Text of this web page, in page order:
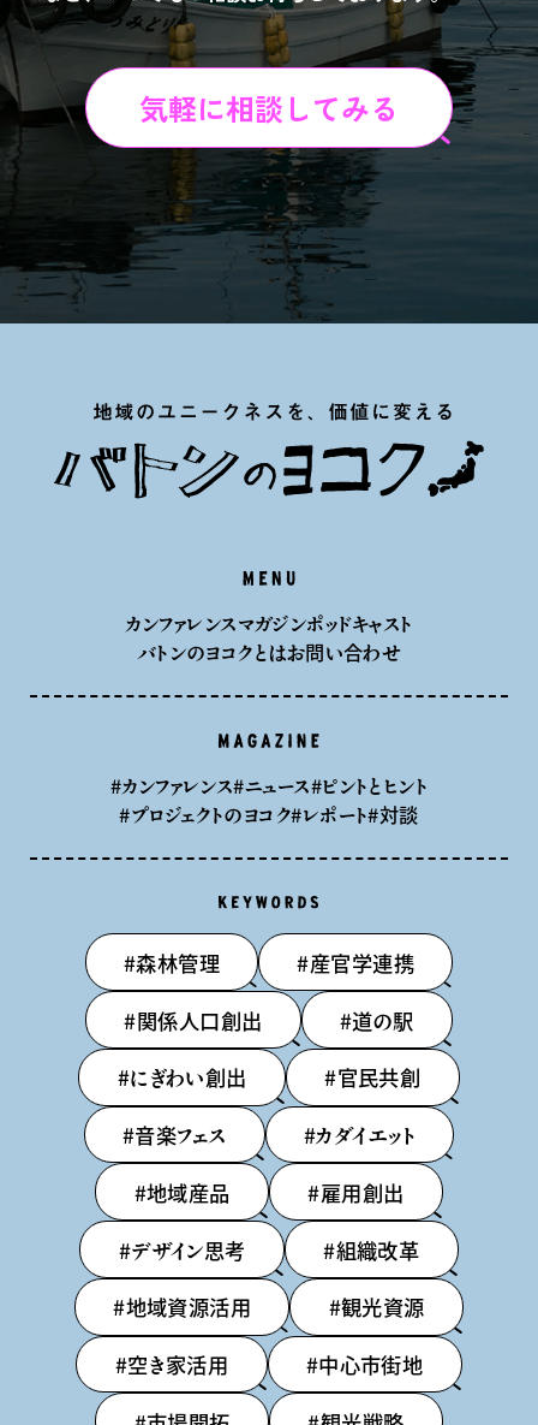
気軽に相談してみる
メニュー
カンファレンスマガジンポッドキャスト
バトンのヨコクとはお問い合わせ
MAGAZINE
#カンファレンス#ニュース#ピントとヒント
#プロジェクトのヨコク#レポート#対談
keywords
#森林管理
#産官学連携
#関係人口創出
#道の駅
#にぎわい創出
#官民共創
#音楽フェス
#カダイエット
#地域産品
#雇用創出
#デザイン思考
#組織改革
#地域資源活用
#観光資源
#空き家活用
#中心市街地